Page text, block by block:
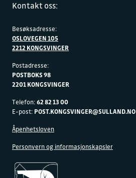
Kontakt oss:
Besøksadresse:
OSLOVEGEN 105
2212 KONGSVINGER
Postadresse:
POSTBOKS 98
2201 KONGSVINGER
Telefon:62 82 13 00
E-post: POST.KONGSVINGER@SULLAND.NO
Åpenhetsloven
Personvern og informasjonskapsler